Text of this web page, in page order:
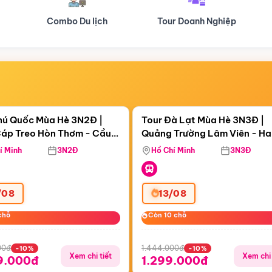
Tour Doanh Nghiệp Du lịch Hành Hương
03:47:47
Treo Hòn Thơm
Quốc Mùa Hè 3N2Đ |
Treo Hòn Thơm - Cầu
Viên Nước Aquatopia
Minh 3N2Đ
-10%
Xem chi tiết
Còn05 ngày 03:47:47
Tour Đà Lạt Mùa Hè 3N3Đ |
Quảng Trường Lâm Viên -
Hill - Puppy Farm
Hồ Chí Minh 3N3Đ
13/08
Còn 10 chỗ
Còn 10 chỗ
1.444.000đ -10%
1.299.000đ Xem